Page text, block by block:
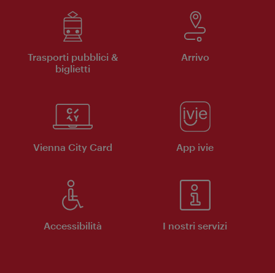
Trasporti pubblici &
biglietti
Arrivo
Vienna City Card App ivie
Accessibilità I nostri servizi